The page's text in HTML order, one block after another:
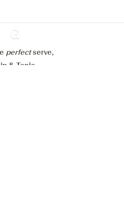
Ginventory
perfectserve,
& Tonic